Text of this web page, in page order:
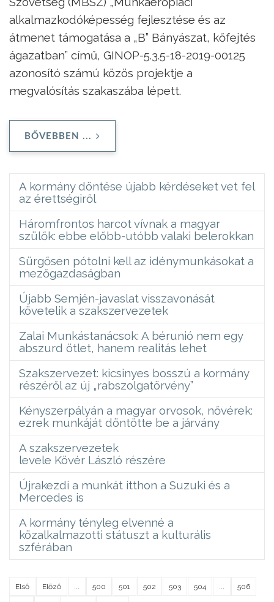
alkalmazkodóképesség fejlesztése és az
átmenet támogatása a „B” Bányászat, kőfejtés
ágazatban” című, GINOP-5.3.5-18-2019-00125
azonosító számú közös projektje a
megvalósítás szakaszába lépett.
BŐVEBBEN ...
A kormány döntése újabb kérdéseket vet fel
az érettségiről
Háromfrontos harcot vívnak a magyar
szülők: ebbe előbb-utóbb valaki belerokkan
Sürgősen pótolni kell az idénymunkásokat a
mezőgazdaságban
Újabb Semjén-javaslat visszavonását
követelik a szakszervezetek
Zalai Munkástanácsok: A bérunió nem egy
abszurd ötlet, hanem realitás lehet
Szakszervezet: kicsinyes bosszú a kormány
részéről az új „rabszolgatörvény”
Kényszerpályán a magyar orvosok, nővérek:
ezrek munkáját döntötte be a járvány
A szakszervezetek
levele Kövér László részére
Újrakezdi a munkát itthon a Suzuki és a
Mercedes is
A kormány tényleg elvenné a
közalkalmazotti státuszt a kulturális
szférában
Első Előző 500 501 502 503 504 506